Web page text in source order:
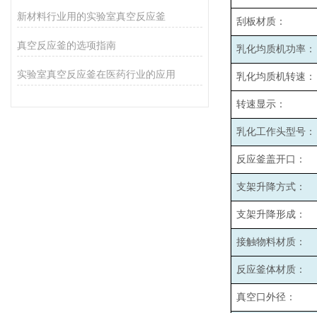
新材料行业用的实验室真空反应釜
真空反应釜的选项指南
实验室真空反应釜在医药行业的应用
刮板材质：
乳化均质机功率：
乳化均质机转速：
转速显示：
乳化工作头型号：
反应釜盖开口：
支架升降方式：
支架升降形成：
接触物料材质：
反应釜体材质：
真空口外径：